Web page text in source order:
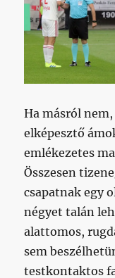
Ha másról
elképesztő
emlékezetes
Összesen
csapatnak egy
négyet talán
alattomos,
sem
testkontaktos